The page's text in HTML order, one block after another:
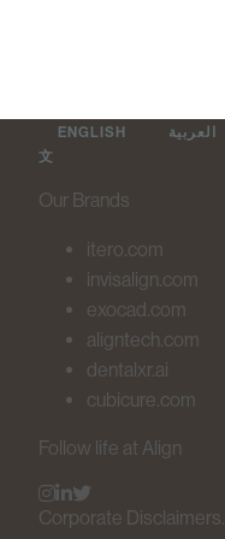
ENGLISH العربية
文
Our Brands
itero.com
invisalign.com
exocad.com
aligntech.com
dentalxr.ai
cubicure.com
Follow life at Align
Corporate Disclaimers.